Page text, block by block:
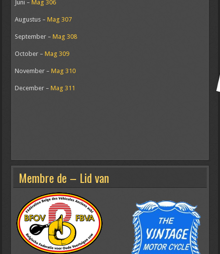
Juni –Mag 306
Augustus –Mag 307
September –Mag 308
October –Mag 309
November –Mag 310
December –Mag 311
Membre de – Lid van